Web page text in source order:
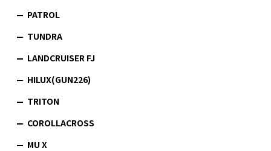
PATROL
TUNDRA
LANDCRUISER FJ
HILUX(GUN226)
TRITON
COROLLACROSS
MU X